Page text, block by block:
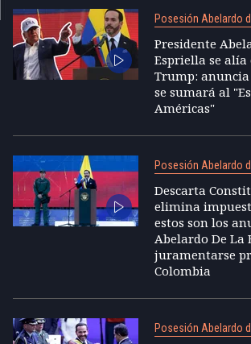
Posesión Abelardo
Presidente
Espriella se alía
Trump:
se sumará al
Américas"
Posesión Abelardo
Descarta
elimina
estos son los
Abelardo De La
juramentarse
Colombia
Posesión Abelardo